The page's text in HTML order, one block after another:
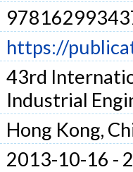
https://
43rd
Industrial
Hong Kong,
2013-10-16 -